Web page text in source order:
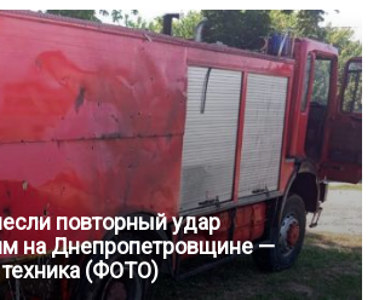
повторный удар
на Днепропетровщине —
(ФОТО)